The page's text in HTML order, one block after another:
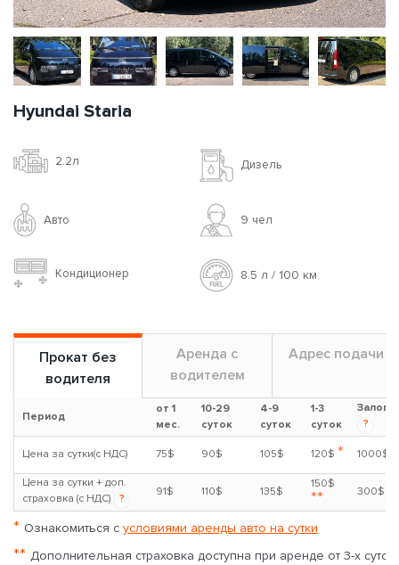
Hyundai Staria
2.2л Дизель
Авто 9 чел
Кондиционер 8.5 л / 100 км
Прокат без
водителя
Аренда с
водителем
Адрес подачи
Период
от 1
мес.
10-29
суток
4-9
суток
1-3
суток
Залог
?
Цена за сутки(с НДС) 75$ 90$ 105$ 120$ * 1000$
Цена за сутки + доп.
страховка (с НДС)
?
91$ 110$ 135$
150$
** 300$
* Ознакомиться с условиями аренды авто на сутки
** Дополнительная страховка доступна при аренде от 3-х суток